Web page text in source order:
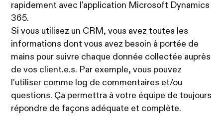
rapidement avec l'application Microsoft Dynamics
365.
Si vous utilisez un CRM, vous avez toutes les
informations dont vous avez besoin à portée de
mains pour suivre chaque donnée collectée auprès
de vos client.e.s. Par exemple, vous pouvez
l'utiliser comme log de commentaires et/ou
questions. Ça permettra à votre équipe de toujours
répondre de façons adéquate et complète.